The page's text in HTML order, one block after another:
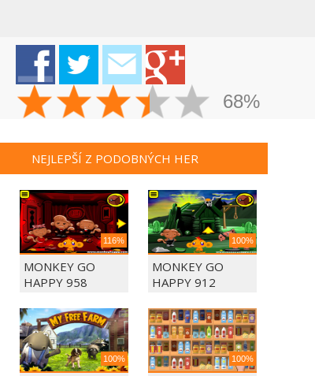
68%
NEJLEPŠÍ Z PODOBNÝCH HER
116%
MONKEY GO
HAPPY 958
100%
MONKEY GO
HAPPY 912
100% 100%